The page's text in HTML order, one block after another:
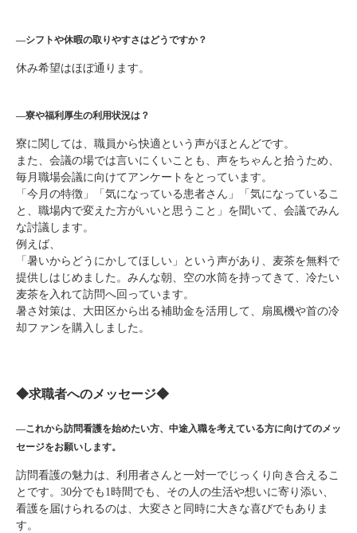
―シフトや休暇の取りやすさはどうですか？
休み希望はほぼ通ります。
―寮や福利厚生の利用状況は？
寮に関しては、職員から快適という声がほとんどです。
また、 会議の場では言いにくいことも、声をちゃんと拾うため、
毎月職場会議に向けてアンケートをとっています。
「今月の特徴」「気になっている患者さん」「気になっているこ
と、職場内で変えた方がいいと思うこと」を聞いて、会議でみん
な討議します。
例えば、
「暑いからどうにかしてほしい」という声があり、麦茶を無料で
提供しはじめました。みんな朝、空の水筒を持ってきて、冷たい
麦茶を入れて訪問へ回っています。
暑さ対策は、大田区から出る補助金を活用して、扇風機や首の冷
却ファンを購入しました。
◆求職者へのメッセージ◆
―これから訪問看護を始めたい方、中途入職を考えている方に向けてのメッ
セージをお願いします。
訪問看護の魅力は、利用者さんと一対一でじっくり向き合えるこ
とです。30分でも1時間でも、その人の生活や想いに寄り添い、
看護を届けられるのは、大変さと同時に大きな喜びでもありま
す。